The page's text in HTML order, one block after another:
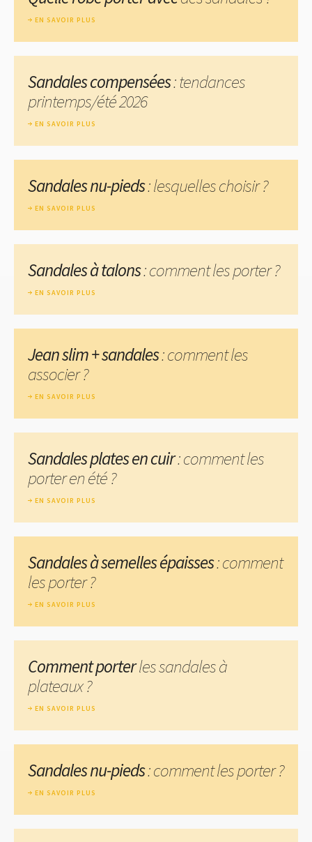
EN SAVOIR PLUS
Sandales compensées: tendances
printemps/été 2026
EN SAVOIR PLUS
Sandales nu-pieds: lesquelles choisir ?
EN SAVOIR PLUS
Sandales à talons: comment les porter ?
EN SAVOIR PLUS
Jean slim + sandales: comment les
associer ?
EN SAVOIR PLUS
Sandales plates en cuir: comment les
porter en été ?
EN SAVOIR PLUS
Sandales à semelles épaisses: comment
les porter ?
EN SAVOIR PLUS
Comment porterles sandales à
plateaux ?
EN SAVOIR PLUS
Sandales nu-pieds: comment les porter ?
EN SAVOIR PLUS